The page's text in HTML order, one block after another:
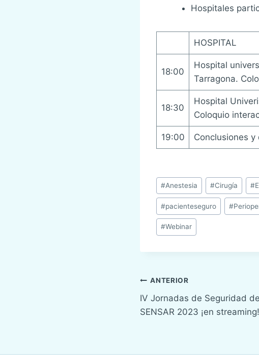
Hospitales
HOSPITAL
18:00
Hospital
Tarragona.
18:30
Hospital
Coloquio
19:00 Conclusiones y
Etiquetas
de
la
entrada:
#Anestesia #Cirugía #
#pacienteseguro #
#Webinar
Navegación
de
ANTERIOR
IV Jornadas de Seguridad
SENSAR 2023 ¡en streaming!